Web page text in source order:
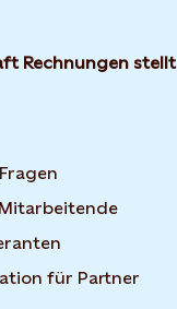
Rechnungen stellt
für Partner